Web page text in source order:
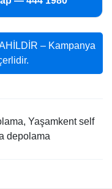
– Kampanya
Yaşamkent self
depolama